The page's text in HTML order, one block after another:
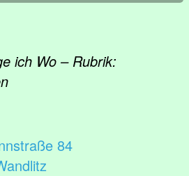
ich Wo – Rubrik:
84